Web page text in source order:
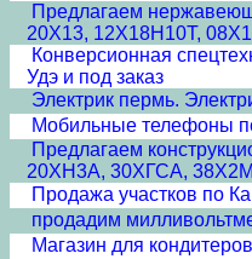
Предлагаем
20Х13, 12Х18Н10Т,
Конверсионная
Удэ и под заказ
Электрик пермь.
Мобильные телефоны
Предлагаем
20ХН3А, 30ХГСА,
Продажа участков по
продадим
Магазин для